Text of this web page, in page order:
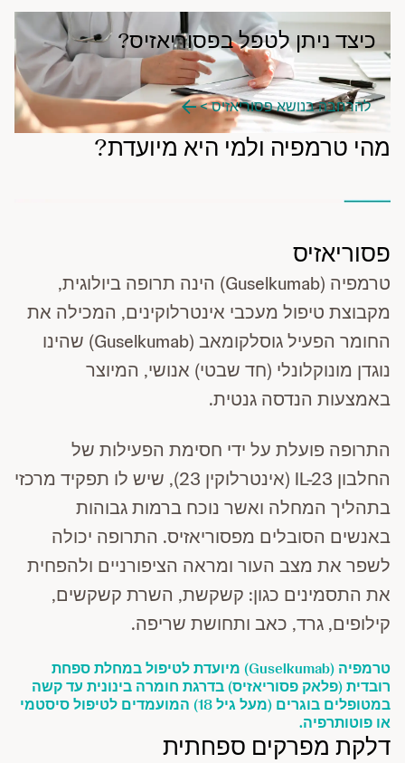
כיצד ניתן לטפל בפסוריאזיס?
להרחבה בנושא פסוריאזיס >
מהי טרמפיה ולמי היא מיועדת?
פסוריאזיס
טרמפיה (Guselkumab) הינה תרופה ביולוגית,
מקבוצת טיפול מעכבי אינטרלוקינים, המכילה את
החומר הפעיל גוסלקומאב (Guselkumab) שהינו
נוגדן מונוקלונלי (חד שבטי) אנושי, המיוצר
באמצעות הנדסה גנטית.
התרופה פועלת על ידי חסימת הפעילות של
החלבון IL-23 (אינטרלוקין 23), שיש לו תפקיד מרכזי
בתהליך המחלה ואשר נוכח ברמות גבוהות
באנשים הסובלים מפסוריאזיס. התרופה יכולה
לשפר את מצב העור ומראה הציפורניים ולהפחית
את התסמינים כגון: קשקשת, השרת קשקשים,
קילופים, גרד, כאב ותחושת שריפה.
טרמפיה (Guselkumab) מיועדת לטיפול במחלת ספחת
רובדית (פלאק פסוריאזיס) בדרגת חומרה בינונית עד קשה
במטופלים בוגרים (מעל גיל 18) המועמדים לטיפול סיסטמי
או פוטותרפיה.
דלקת מפרקים ספחתית